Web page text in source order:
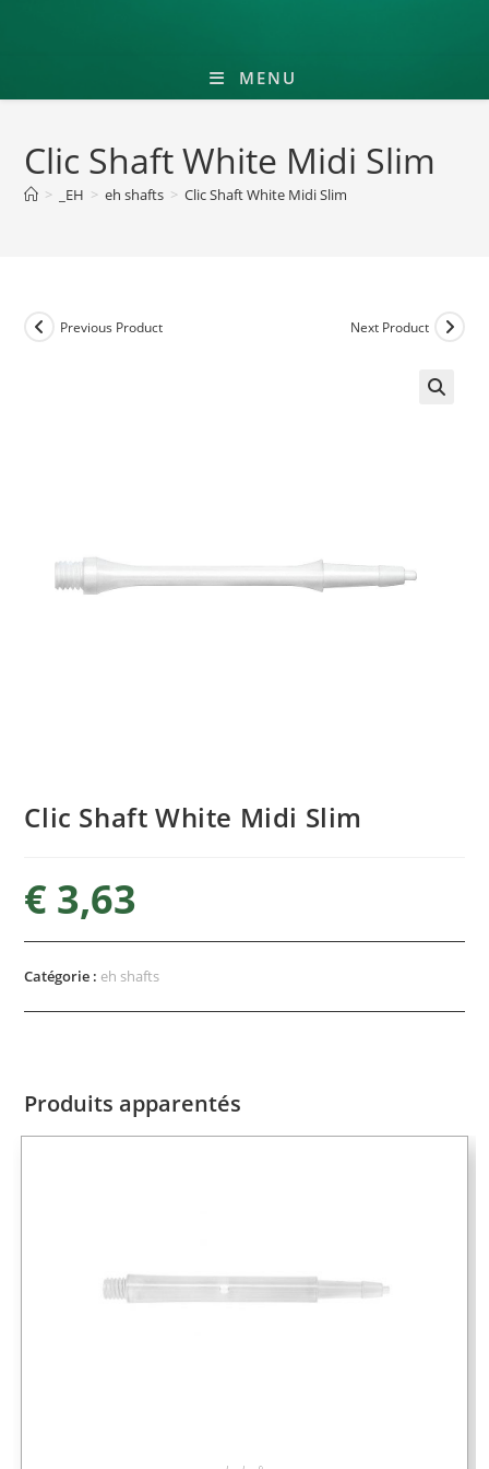
MENU
Clic Shaft White Midi Slim
> _EH > eh shafts > Clic Shaft White Midi Slim
Previous Product Next Product
Clic Shaft White Midi Slim
€ 3,63
Catégorie : eh shafts
Produits apparentés